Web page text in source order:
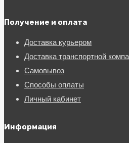
Получение и оплата
Доставка курьером
Доставка транспортной
Самовывоз
Способы оплаты
Личный кабинет
Информация